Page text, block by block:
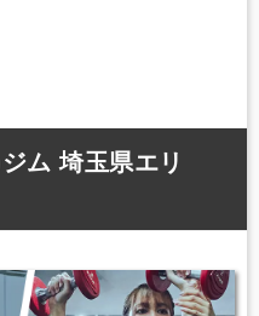
ム 埼玉県エリ